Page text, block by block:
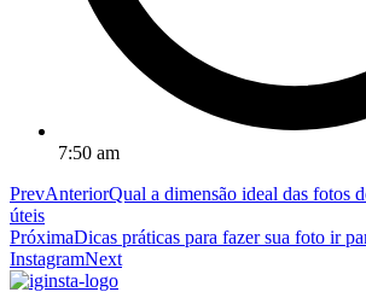
7:50 am
PrevAnteriorQual a dimensão ideal das fotos
úteis
PróximaDicas práticas para fazer sua foto ir
InstagramNext